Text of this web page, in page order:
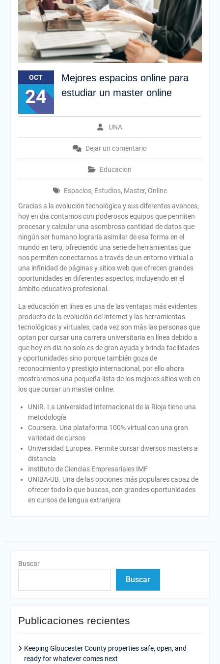
OCT
24
Mejores espacios online para
estudiar un master online
UNA
Dejar un comentario
Educacion
Espacios, Estudios, Master, Online
Gracias a la evolución tecnológica y sus diferentes avances,
hoy en día contamos con poderosos equipos que permiten
procesar y calcular una asombrosa cantidad de datos que
ningún ser humano lograría asimilar de esa forma en el
mundo en tero, ofreciendo una serie de herramientas que
nos permiten conectarnos a través de un entorno virtual a
una infinidad de páginas y sitios web que ofrecen grandes
oportunidades en diferentes aspectos, incluyendo en el
ámbito educativo profesional.
La educación en línea es una de las ventajas más evidentes
producto de la evolución del internet y las herramientas
tecnológicas y virtuales, cada vez son más las personas que
optan por cursar una carrera universitaria en línea debido a
que hoy en día no solo es de gran ayuda y brinda facilidades
y oportunidades sino porque también goza de
reconocimiento y prestigio internacional, por ello ahora
mostraremos una pequeña lista de los mejores sitios web en
los que cursar un master online.
UNIR. La Universidad Internacional de la Rioja tiene una
metodología
Coursera. Una plataforma 100% virtual con una gran
variedad de cursos
Universidad Europea. Permite cursar diversos masters a
distancia
Instituto de Ciencias Empresariales IMF
UNIBA-UB. Una de las opciones más populares capaz de
ofrecer todo lo que buscas, con grandes oportunidades
en cursos de lengua extranjera
Buscar
Buscar
Publicaciones recientes
Keeping Gloucester County properties safe, open, and
ready for whatever comes next